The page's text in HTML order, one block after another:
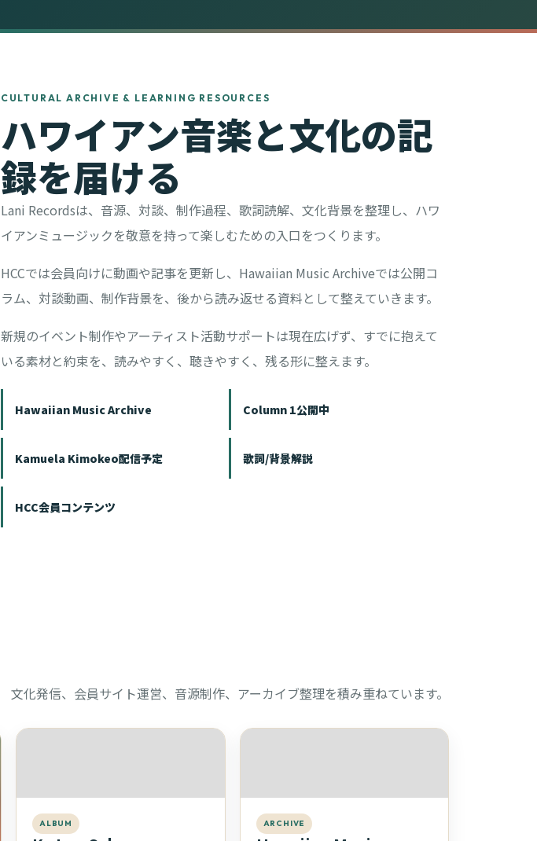
CULTURAL ARCHIVE & LEARNING RESOURCES
ハワイアン音楽と文化の記
録を届ける
Lani Recordsは、音源、対談、制作過程、歌詞読解、文化背景を整理し、ハワ
イアンミュージックを敬意を持って楽しむための入口をつくります。
HCCでは会員向けに動画や記事を更新し、Hawaiian Music Archiveでは公開コ
ラム、対談動画、制作背景を、後から読み返せる資料として整えていきます。
新規のイベント制作やアーティスト活動サポートは現在広げず、すでに抱えて
いる素材と約束を、読みやすく、聴きやすく、残る形に整えます。
Hawaiian Music Archive Column 1公開中
Kamuela Kimokeo配信予定 歌詞/背景解説
HCC会員コンテンツ
文化発信、会員サイト運営、音源制作、アーカイブ整理を積み重ねています。